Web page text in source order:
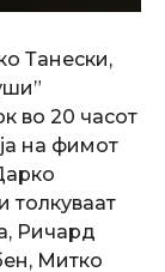
Танески,
во 20 часот
на фимот
толкуваат
Ричард
Митко